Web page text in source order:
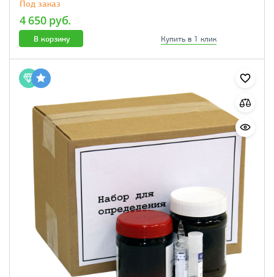
Под заказ
4 650 руб.
В корзину Купить в 1 клик